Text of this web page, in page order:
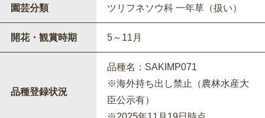
園芸分類 ツリフネソウ科 一年草（扱い）
開花・観賞時期 5～11月
品種登録状況
品種名：SAKIMP071
※海外持ち出し禁止（農林水産大
臣公示有）